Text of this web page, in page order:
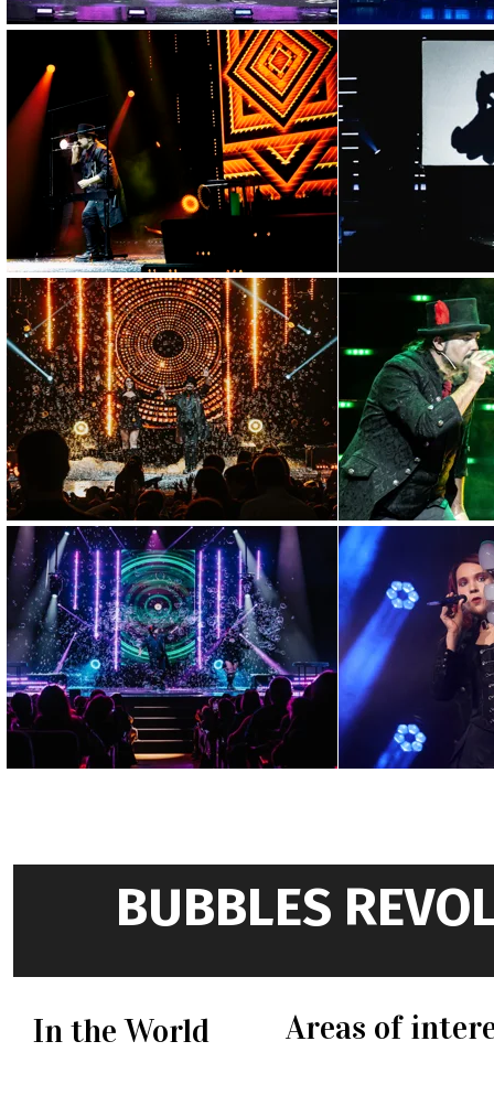
BUBBLES
Areas of
In the World
Intrattenimento per
Intrattenimento per centri
per aumentare
13 aprile 2026
Show per festival
Come scegliere uno
artistica e pubblico
12 aprile 2026
Performance
La performance artistica
visiva e perfetta per
11 aprile 2026
Spettacolo
Come scegliere uno
prestigio e
10 aprile 2026
Quanto costa uno
Quanto costa uno
incide davvero sul valore
Artisti italiani per
Artisti italiani per eventi
d'impatto per teatri,
Spettacolo per